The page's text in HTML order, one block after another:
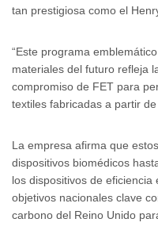
tan prestigiosa como el
“Este programa
materiales del futuro refleja
compromiso de FET para
textiles fabricadas a partir de
La empresa afirma que
dispositivos biomédicos
los dispositivos de
objetivos nacionales clave
carbono del Reino Unido